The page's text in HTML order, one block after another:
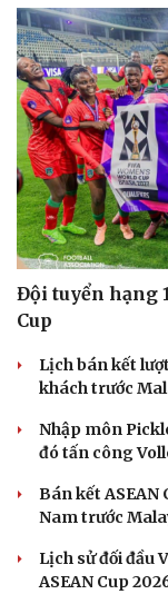
Du lịch
Tư vấn
check-in
Đội tuyển hạng
Cup
Lịch bán kết
khách trước
Nhập môn
đó tấn công
Bán kết ASEAN
Nam trước
Lịch sử đối đầu
ASEAN Cup